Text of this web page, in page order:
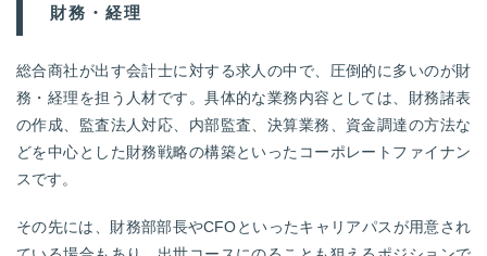
財務・経理
総合商社が出す会計士に対する求人の中で、圧倒的に多いのが財
務・経理を担う人材です。具体的な業務内容としては、財務諸表
の作成、監査法人対応、内部監査、決算業務、資金調達の方法な
どを中心とした財務戦略の構築といったコーポレートファイナン
スです。
その先には、財務部部長やCFOといったキャリアパスが用意され